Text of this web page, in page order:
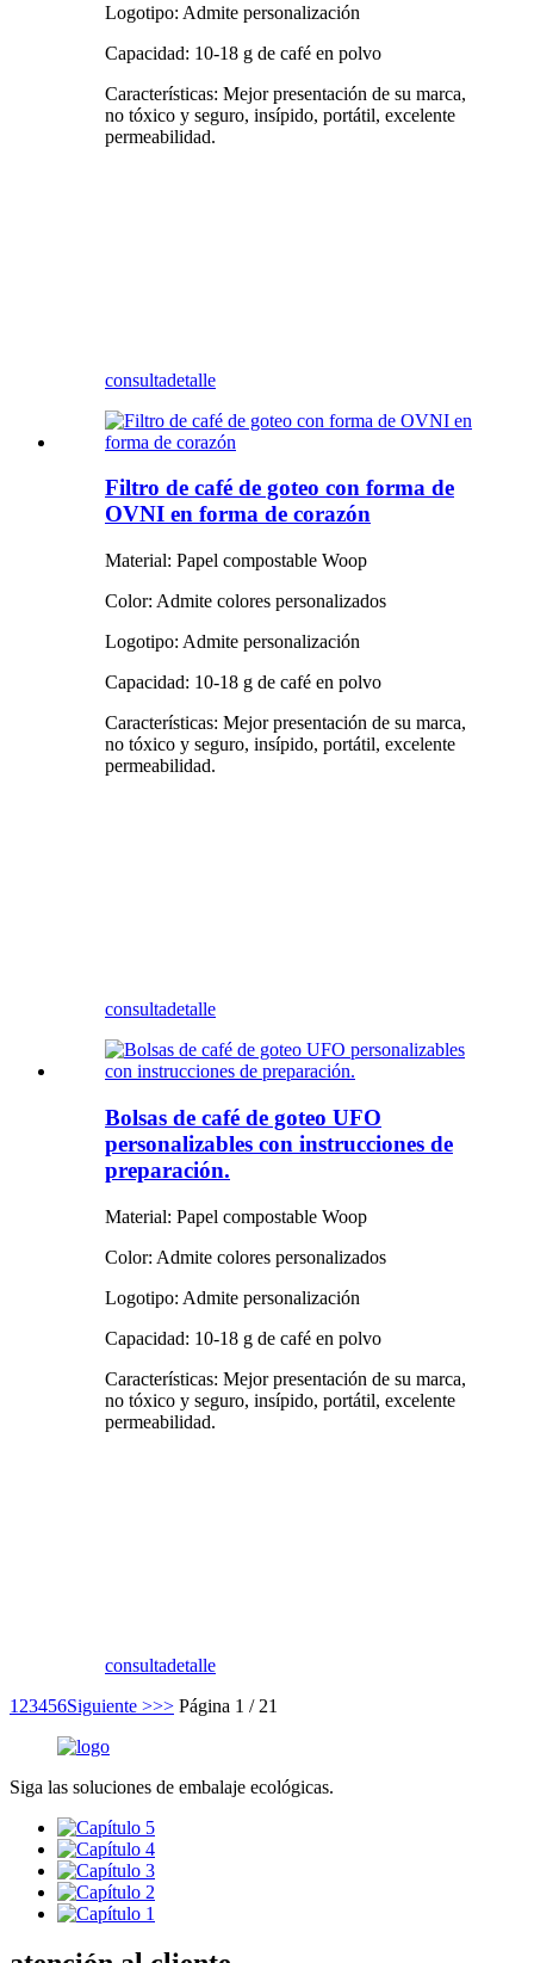
Logotipo: Admite personalización
Capacidad: 10-18 g de café en polvo
Características: Mejor presentación de su marca,
no tóxico y seguro, insípido, portátil, excelente
permeabilidad.
consultadetalle
Filtro de café de goteo con forma de
OVNI en forma de corazón
Material: Papel compostable Woop
Color: Admite colores personalizados
Logotipo: Admite personalización
Capacidad: 10-18 g de café en polvo
Características: Mejor presentación de su marca,
no tóxico y seguro, insípido, portátil, excelente
permeabilidad.
consultadetalle
Bolsas de café de goteo UFO
personalizables con instrucciones de
preparación.
Material: Papel compostable Woop
Color: Admite colores personalizados
Logotipo: Admite personalización
Capacidad: 10-18 g de café en polvo
Características: Mejor presentación de su marca,
no tóxico y seguro, insípido, portátil, excelente
permeabilidad.
consultadetalle
1 23456Siguiente >>> Página 1 / 21
Siga las soluciones de embalaje ecológicas.